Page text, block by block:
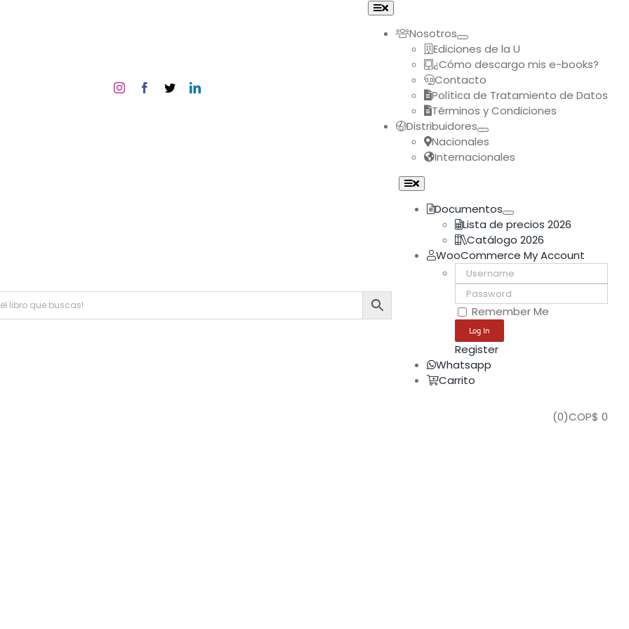
Toggle
Navigation
Nosotros
Ediciones de la U
¿Cómo descargo mis e-books?
Contacto
Política de Tratamiento de Datos
Términos y Condiciones
Distribuidores
Nacionales
Internacionales
Toggle
Navigation
Documentos
Lista de precios 2026
Catálogo 2026
WooCommerce My Account
Username:
Password:
Remember Me
Register
Whatsapp
Carrito
(0)COP$ 0